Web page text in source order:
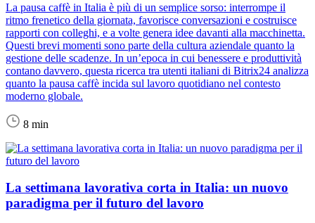
La pausa caffè in Italia è più di un semplice sorso: interrompe il
ritmo frenetico della giornata, favorisce conversazioni e costruisce
rapporti con colleghi, e a volte genera idee davanti alla macchinetta.
Questi brevi momenti sono parte della cultura aziendale quanto la
gestione delle scadenze. In un’epoca in cui benessere e produttività
contano davvero, questa ricerca tra utenti italiani di Bitrix24 analizza
quanto la pausa caffè incida sul lavoro quotidiano nel contesto
moderno globale.
8 min
La settimana lavorativa corta in Italia: un nuovo
paradigma per il futuro del lavoro